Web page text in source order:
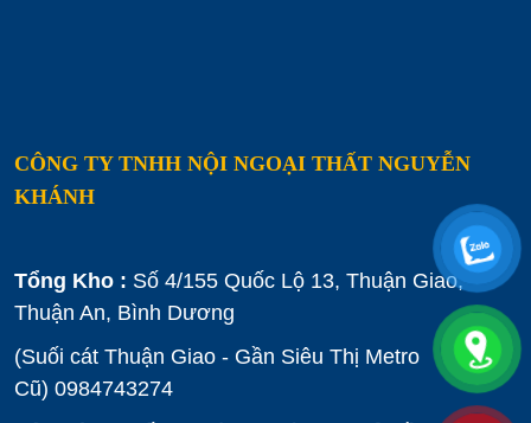
CÔNG TY TNHH NỘI NGOẠI THẤT NGUYỄN
KHÁNH
Tổng Kho : Số 4/155 Quốc Lộ 13, Thuận Giao,
Thuận An, Bình Dương
(Suối cát Thuận Giao - Gần Siêu Thị Metro
Cũ) 0984743274